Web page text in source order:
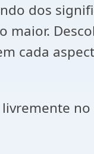
dos
maior.
cada
no